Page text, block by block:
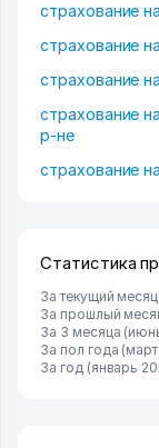
страхование
страхование
страхование
страхование
р-не
страхование
Статистика
За текущий
За прошлый
За 3 месяца
За пол года
За год (январь